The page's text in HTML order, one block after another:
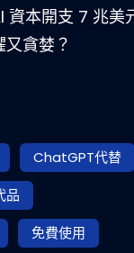
資本開支 7 兆美
貪婪？
ChatGPT代替
品
免費使用